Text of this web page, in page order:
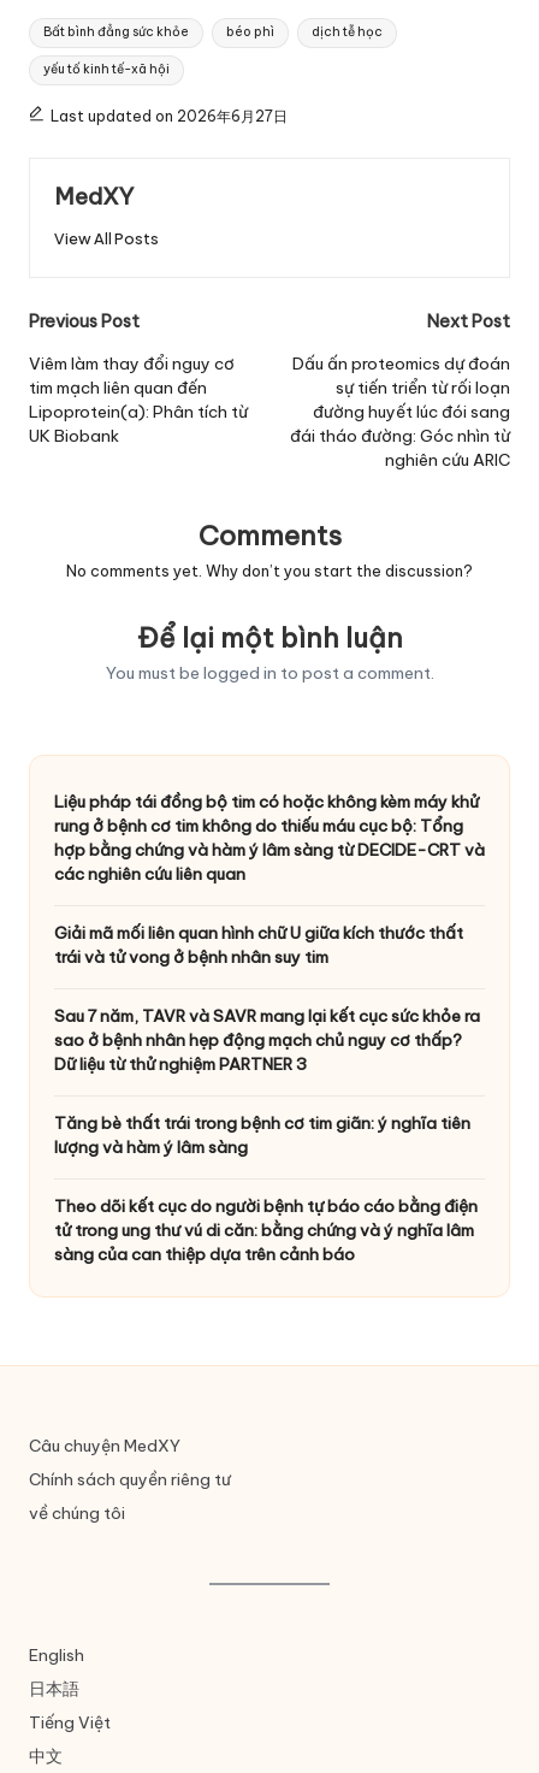
Tags:
Bất bình đẳng sức khỏe béo phì dịch tễ học
yếu tố kinh tế-xã hội
Last updated on 2026年6月27日
MedXY
View All Posts
Post
navigation
Previous Post
Viêm làm thay đổi nguy cơ
tim mạch liên quan đến
Lipoprotein(a): Phân tích từ
UK Biobank
Next Post
Dấu ấn proteomics dự đoán
sự tiến triển từ rối loạn
đường huyết lúc đói sang
đái tháo đường: Góc nhìn từ
nghiên cứu ARIC
Comments
No comments yet. Why don’t you start the discussion?
Để lại một bình luận
You must be logged in to post a comment.
Liệu pháp tái đồng bộ tim có hoặc không kèm máy khử
rung ở bệnh cơ tim không do thiếu máu cục bộ: Tổng
hợp bằng chứng và hàm ý lâm sàng từ DECIDE-CRT và
các nghiên cứu liên quan
Giải mã mối liên quan hình chữ U giữa kích thước thất
trái và tử vong ở bệnh nhân suy tim
Sau 7 năm, TAVR và SAVR mang lại kết cục sức khỏe ra
sao ở bệnh nhân hẹp động mạch chủ nguy cơ thấp?
Dữ liệu từ thử nghiệm PARTNER 3
Tăng bè thất trái trong bệnh cơ tim giãn: ý nghĩa tiên
lượng và hàm ý lâm sàng
Theo dõi kết cục do người bệnh tự báo cáo bằng điện
tử trong ung thư vú di căn: bằng chứng và ý nghĩa lâm
sàng của can thiệp dựa trên cảnh báo
Câu chuyện MedXY
Chính sách quyền riêng tư
về chúng tôi
English
日本語
Tiếng Việt
中文